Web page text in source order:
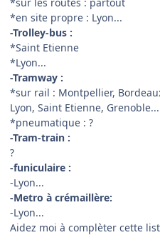
*en site propre : Lyon...
-Trolley-bus :
*Saint Etienne
*Lyon...
-Tramway :
*sur rail : Montpellier,
Lyon, Saint Etienne, Grenoble...
*pneumatique : ?
-Tram-train :
?
-funiculaire :
-Lyon...
-Metro à crémaillère:
-Lyon...
Aidez moi à complèter cette